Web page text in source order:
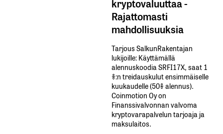
kryptovaluuttaa -
Rajattomasti
mahdollisuuksia
Tarjous SalkunRakentajan
lukijoille: Käyttämällä​ ​
alennuskoodia​ ​SRFI17X,​ ​saat​ ​1
%:n treidauskulut​ ​ensimmäiselle​ ​
kuukaudelle​ ​(50%​ ​alennus).
Coinmotion Oy on
Finanssivalvonnan valvoma
kryptovarapalvelun tarjoaja ja
maksulaitos.